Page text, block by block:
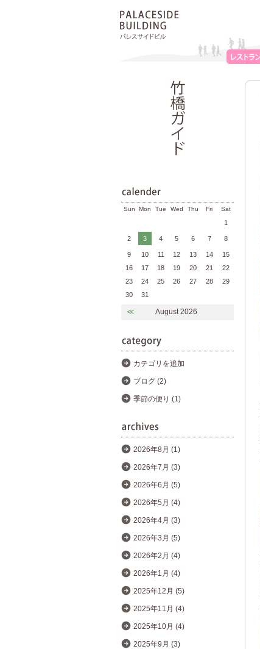
Sun Mon Tue Wed Thu Fri Sat
1
2 3 4 5 6 7 8
9 10 11 12 13 14
15
16
17 18 19 20 21
22
23
24 25 26 27 28
29
30
31
≪ August 2026
カテゴリを追加
ブログ (2)
季節の便り (1)
2026年8月 (1)
2026年7月 (3)
2026年6月 (5)
2026年5月 (4)
2026年4月 (3)
2026年3月 (5)
2026年2月 (4)
2026年1月 (4)
2025年12月 (5)
2025年11月 (4)
2025年10月 (4)
2025年9月 (3)